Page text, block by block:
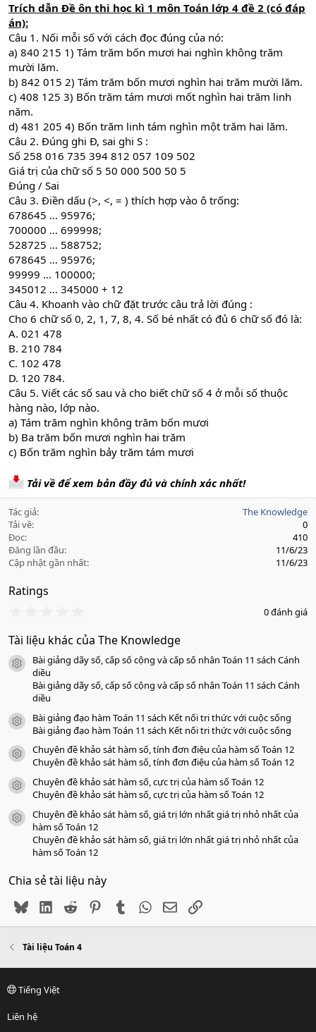
Trích dẫn Đề ôn thi học kì 1 môn Toán lớp 4 đề 2 (có đáp
án):
Câu 1. Nối mỗi số với cách đọc đúng của nó:
a) 840 215 1) Tám trăm bốn mươi hai nghìn không trăm
mười lăm.
b) 842 015 2) Tám trăm bốn mươi nghìn hai trăm mười lăm.
c) 408 125 3) Bốn trăm tám mươi mốt nghìn hai trăm linh
năm.
d) 481 205 4) Bốn trăm linh tám nghìn một trăm hai lăm.
Câu 2. Đúng ghi Đ, sai ghi S :
Số 258 016 735 394 812 057 109 502
Giá trị của chữ số 5 50 000 500 50 5
Đúng / Sai
Câu 3. Điền dấu (>, <, = ) thích hợp vào ô trống:
678645 … 95976;
700000 … 699998;
528725 … 588752;
678645 … 95976;
99999 … 100000;
345012 … 345000 + 12
Câu 4. Khoanh vào chữ đặt trước câu trả lời đúng :
Cho 6 chữ số 0, 2, 1, 7, 8, 4. Số bé nhất có đủ 6 chữ số đó là:
A. 021 478
B. 210 784
C. 102 478
D. 120 784.
Câu 5. Viết các số sau và cho biết chữ số 4 ở mỗi số thuộc
hàng nào, lớp nào.
a) Tám trăm nghìn không trăm bốn mươi
b) Ba trăm bốn mươi nghìn hai trăm
c) Bốn trăm nghìn bảy trăm tám mươi
Tải về để xem bản đầy đủ và chính xác nhất!
Tác giả
The Knowledge
Tải về
0
Đọc
410
Đăng lần đầu
11/6/23
Cập nhật gần nhất
11/6/23
Ratings
0
0
a
0 đánh giá
Tài liệu khác của The Knowledge
icon tài liệu
Bài giảng dãy số, cấp số cộng và cấp số nhân Toán 11 sách Cánh
diều
Bài giảng dãy số, cấp số cộng và cấp số nhân Toán 11 sách Cánh
diều
icon tài liệu
Bài giảng đạo hàm Toán 11 sách Kết nối tri thức với cuộc sống
Bài giảng đạo hàm Toán 11 sách Kết nối tri thức với cuộc sống
icon tài liệu
Chuyên đề khảo sát hàm số, tính đơn điệu của hàm số Toán 12
Chuyên đề khảo sát hàm số, tính đơn điệu của hàm số Toán 12
icon tài liệu
Chuyên đề khảo sát hàm số, cực trị của hàm số Toán 12
Chuyên đề khảo sát hàm số, cực trị của hàm số Toán 12
icon tài liệu
Chuyên đề khảo sát hàm số, giá trị lớn nhất giá trị nhỏ nhất của
hàm số Toán 12
Chuyên đề khảo sát hàm số, giá trị lớn nhất giá trị nhỏ nhất của
hàm số Toán 12
Chia sẻ tài liệu này
BlueskyLinkedIn
Reddit PinterestTumblr WhatsApp
EmailLink
Tài liệu Toán 4
Tiếng Việt
Liên hệ